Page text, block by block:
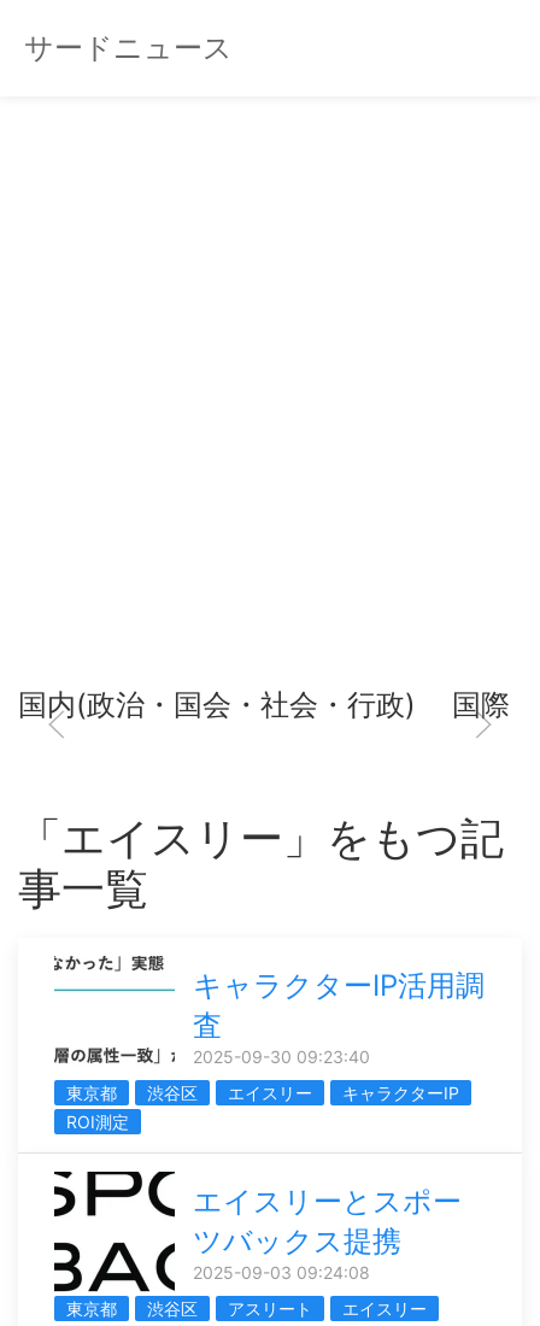
サードニュース
国内(政治・国会・社会・行政) 国際
「エイスリー」をもつ記
事一覧
キャラクターIP活用調
査
2025-09-30 09:23:40
東京都
渋谷区 エイスリー
キャラクターIP
ROI測定
エイスリーとスポー
ツバックス提携
2025-09-03 09:24:08
東京都
渋谷区 アスリート
エイスリー